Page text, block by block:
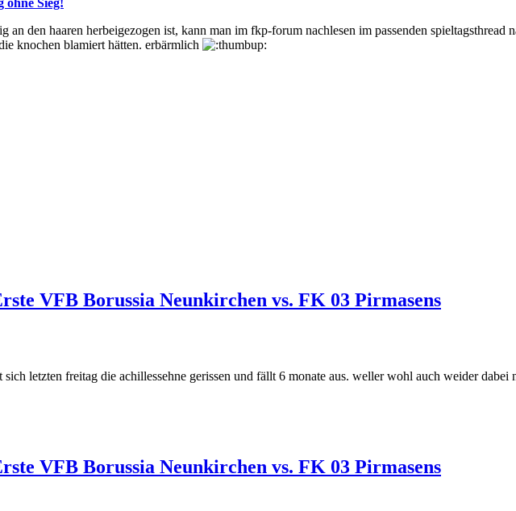
den haaren herbeigezogen ist, kann man im fkp-forum nachlesen im passenden spieltagsthread
knochen blamiert hätten. erbärmlich
VFB Borussia Neunkirchen vs. FK 03 Pirmasens
letzten freitag die achillessehne gerissen und fällt 6 monate aus. weller wohl auch weider dabei
VFB Borussia Neunkirchen vs. FK 03 Pirmasens